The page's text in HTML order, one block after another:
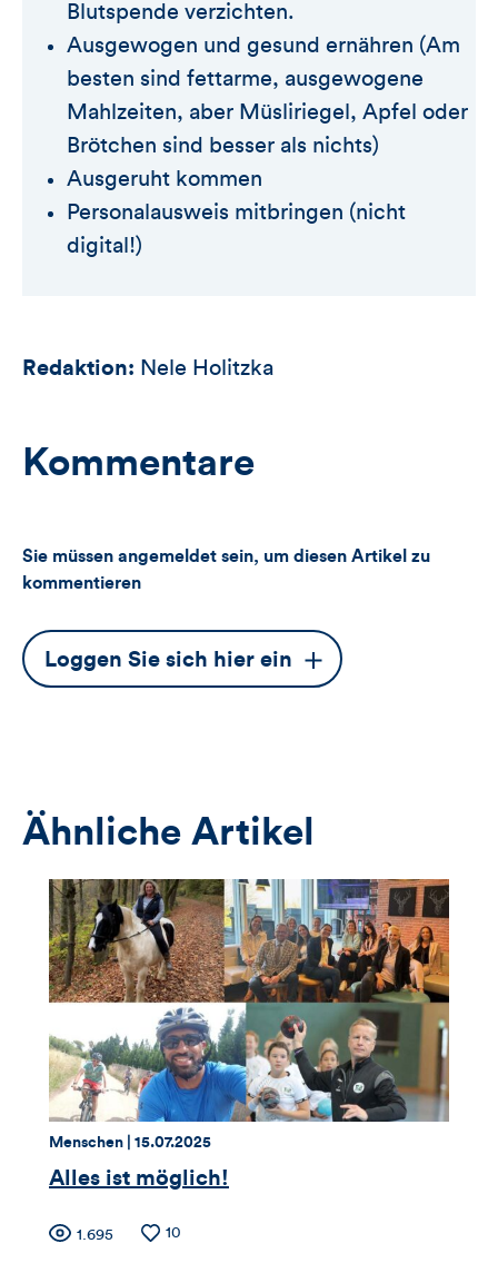
Blutspende verzichten.
Ausgewogen und gesund ernähren (Am
besten sind fettarme, ausgewogene
Mahlzeiten, aber Müsliriegel, Apfel oder
Brötchen sind besser als nichts)
Ausgeruht kommen
Personalausweis mitbringen (nicht
digital!)
Redaktion: Nele Holitzka
Kommentare
Sie müssen angemeldet sein, um diesen Artikel zu
kommentieren
Dieser
Button
Loggen Sie sich hier ein
Ähnliche Artikel
Thema:
Menschen | Datum:
15.07.2025
Alles ist möglich!
Zähler
Anzahl
1.695
Anzahl
10